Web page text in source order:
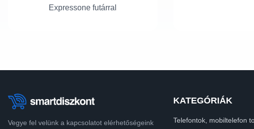
Expressone futárral
Vegye fel velünk a kapcsolatot elérhetőségeink
KATEGÓRIÁK
Telefontok, mobiltelefon